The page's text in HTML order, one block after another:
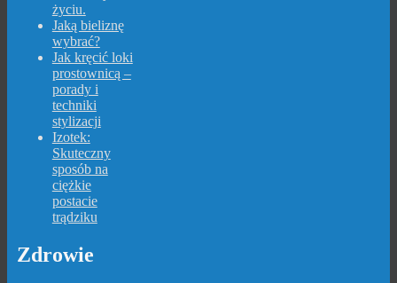
życiu.
Jaką bieliznę
wybrać?
Jak kręcić loki
prostownicą –
porady i
techniki
stylizacji
Izotek:
Skuteczny
sposób na
ciężkie
postacie
trądziku
Zdrowie